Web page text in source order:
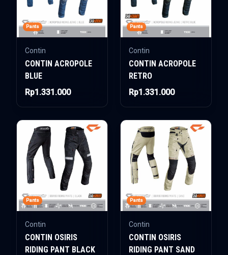
Pants
Contin
CONTIN ACROPOLE
BLUE
Rp1.331.000
Pants
Contin
CONTIN ACROPOLE
RETRO
Rp1.331.000
Pants
Contin
CONTIN OSIRIS
RIDING PANT BLACK
Pants
Contin
CONTIN OSIRIS
RIDING PANT SAND